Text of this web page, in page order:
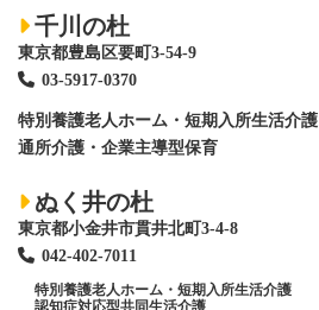
千川の杜
東京都豊島区要町3-54-9
03-5917-0370
特別養護老人ホーム ・短期入所生活介護
通所介護・企業主導型保育
ぬく井の杜
東京都小金井市貫井北町3-4-8
042-402-7011
特別養護老人ホーム ・短期入所生活介護